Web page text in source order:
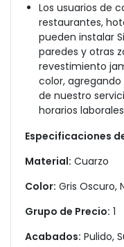
Los usuarios de
restaurantes,
pueden instalar
paredes y otras
revestimiento
color,
de nuestro
horarios
Especificaciones
Material: Cuarzo
Color: Gris Oscuro,
Grupo de Precio: 1
Acabados: Pulido,